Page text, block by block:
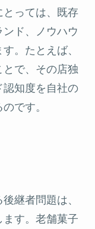
とっては、既存
ド、ノウハウ
。たとえば、
で、その店独
認知度を自社の
です。
継者問題は、
す。老舗菓子